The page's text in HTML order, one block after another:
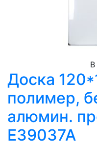
В
Доска
полимер,
алюмин.
E39037A